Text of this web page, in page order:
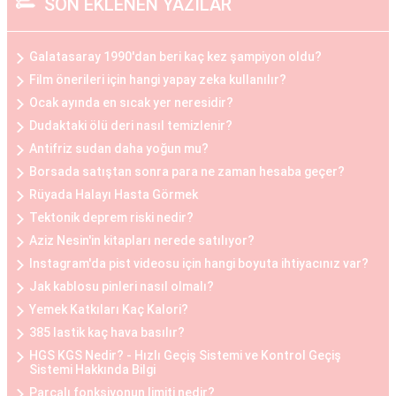
arasında popülerdir.
Göğüs Küçültme Estetiği
Büyük göğüslerin neden olduğu fiziksel
rahatsızlıklar veya estetik kaygılar nedeniyle bazı
kadınlar, göğüs küçültme estetiğini tercih
edebilirler. Bu operasyon, göğüs dokusunun ve
yağın çıkarılması ile gerçekleştirilir. Göğüs
küçültme estetiği, sırt ve boyun ağrılarını
hafifletmek, postürü düzeltmek ve günlük yaşam
kalitesini artırmak isteyen kadınlar arasında
oldukça yaygındır.
Göğüs Küçültme ve Büyütme Öncesi ve Sonrası
Göğüs estetiği operasyonları öncesinde ve
sonrasında belirli adımlar takip edilir. Operasyon
öncesinde, hasta ile detaylı bir görüşme yapılır,
SON EKLENEN YAZILAR
Galatasaray 1990'dan beri kaç kez şampiyon oldu?
Film önerileri için hangi yapay zeka kullanılır?
Ocak ayında en sıcak yer neresidir?
Dudaktaki ölü deri nasıl temizlenir?
Antifriz sudan daha yoğun mu?
Borsada satıştan sonra para ne zaman hesaba geçer?
Rüyada Halayı Hasta Görmek
Tektonik deprem riski nedir?
Aziz Nesin'in kitapları nerede satılıyor?
Instagram'da pist videosu için hangi boyuta ihtiyacınız var?
Jak kablosu pinleri nasıl olmalı?
Yemek Katkıları Kaç Kalori?
385 lastik kaç hava basılır?
HGS KGS Nedir? - Hızlı Geçiş Sistemi ve Kontrol Geçiş
Sistemi Hakkında Bilgi
Parçalı fonksiyonun limiti nedir?